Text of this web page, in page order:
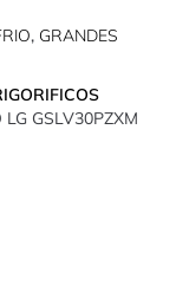
, GRANDES
GSLV30PZXM